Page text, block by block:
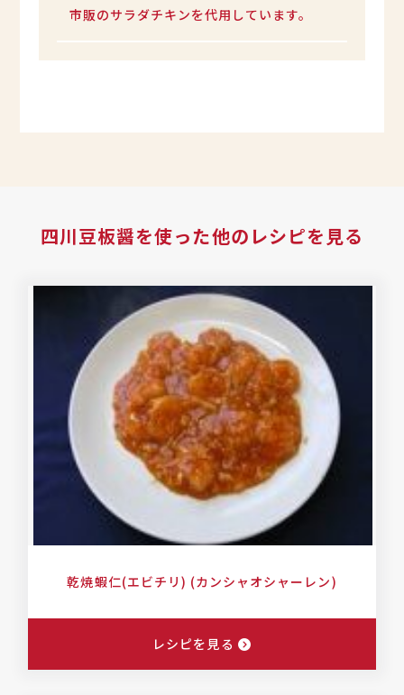
市販のサラダチキンを代用しています。
四川豆板醤を使った他のレシピを見る
乾焼蝦仁(エビチリ) (カンシャオシャーレン)
レシピを見る